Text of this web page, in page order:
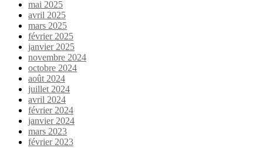
mai 2025
avril 2025
mars 2025
février 2025
janvier 2025
novembre 2024
octobre 2024
août 2024
juillet 2024
avril 2024
février 2024
janvier 2024
mars 2023
février 2023